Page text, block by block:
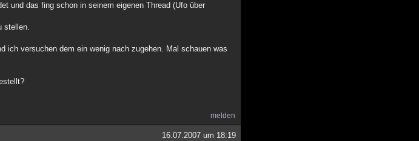
und das fing schon in seinem eigenen Thread (Ufo über
stellen.
ich versuchen dem ein wenig nach zugehen. Mal schauen was
melden
16.07.2007 um 18:19